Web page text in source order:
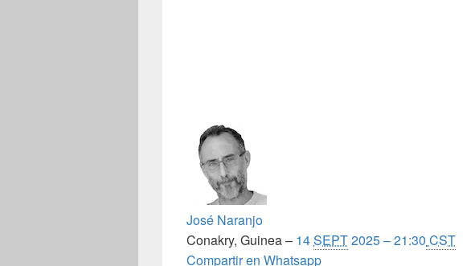
José Naranjo
Conakry, Guinea – 14SEPT2025 – 21:30 CST
Compartir en Whatsapp